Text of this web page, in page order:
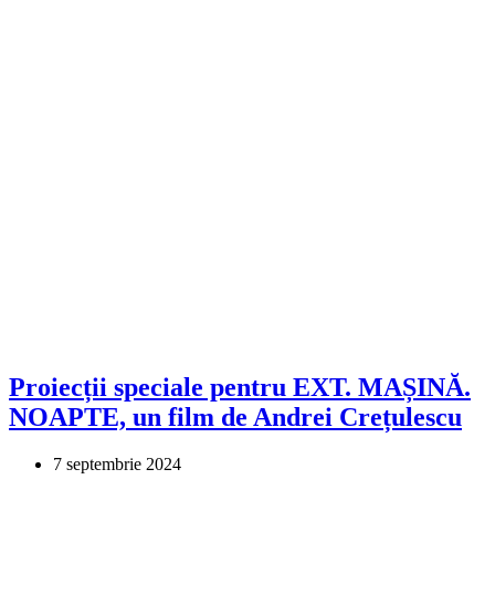
Proiecții speciale pentru EXT. MAȘINĂ.
NOAPTE, un film de Andrei Crețulescu
7 septembrie 2024